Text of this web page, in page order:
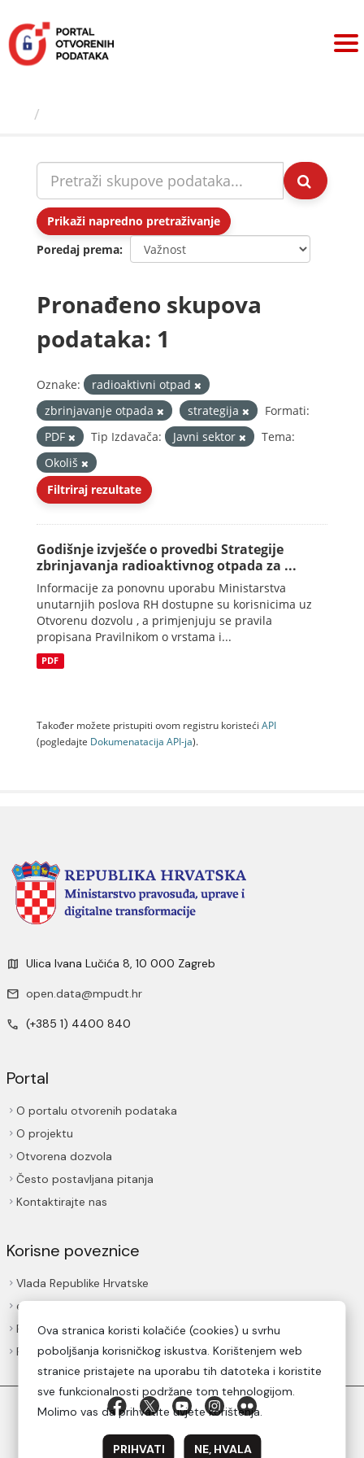
sadržaj
Prikaži napredno pretraživanje
Poredaj prema
Pronađeno skupova
podataka: 1
Oznake:
radioaktivni otpad
zbrinjavanje otpada
strategija
Formati:
PDF
Tip Izdavača: Javni sektor
Tema:
Okoliš
Filtriraj rezultate
Godišnje izvješće o provedbi Strategije
zbrinjavanja radioaktivnog otpada za ...
Informacije za ponovnu uporabu Ministarstva
unutarnjih poslova RH dostupne su korisnicima uz
Otvorenu dozvolu , a primjenjuju se pravila
propisana Pravilnikom o vrstama i...
PDF
Također možete pristupiti ovom registru koristeći API
(pogledajte Dokumenаtаcijа API-jа).